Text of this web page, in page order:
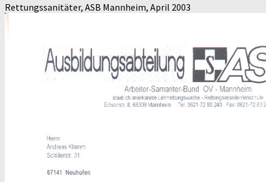
Rettungssanitäter, ASB Mannheim, April 2003